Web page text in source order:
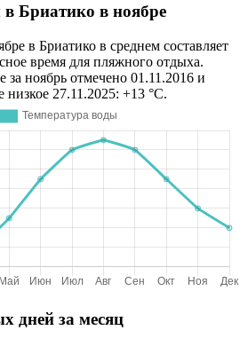
Бриатико в ноябре
в Бриатико в среднем составляет
время для пляжного отдыха.
за ноябрь отмечено 01.11.2016 и
низкое 27.11.2025: +13 °C.
дней за месяц